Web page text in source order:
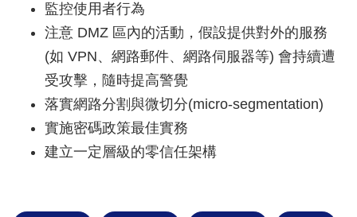
監控使用者行為
注意 DMZ 區內的活動，假設提供對外的服務
(如 VPN、網路郵件、網路伺服器等) 會持續遭
受攻擊，隨時提高警覺
落實網路分割與微切分(micro-segmentation)
實施密碼政策最佳實務
建立一定層級的零信任架構